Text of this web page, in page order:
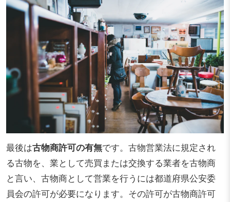
最後は古物商許可の有無です。古物営業法に規定され
る古物を、業として売買または交換する業者を古物商
と言い、古物商として営業を行うには都道府県公安委
員会の許可が必要になります。その許可が古物商許可